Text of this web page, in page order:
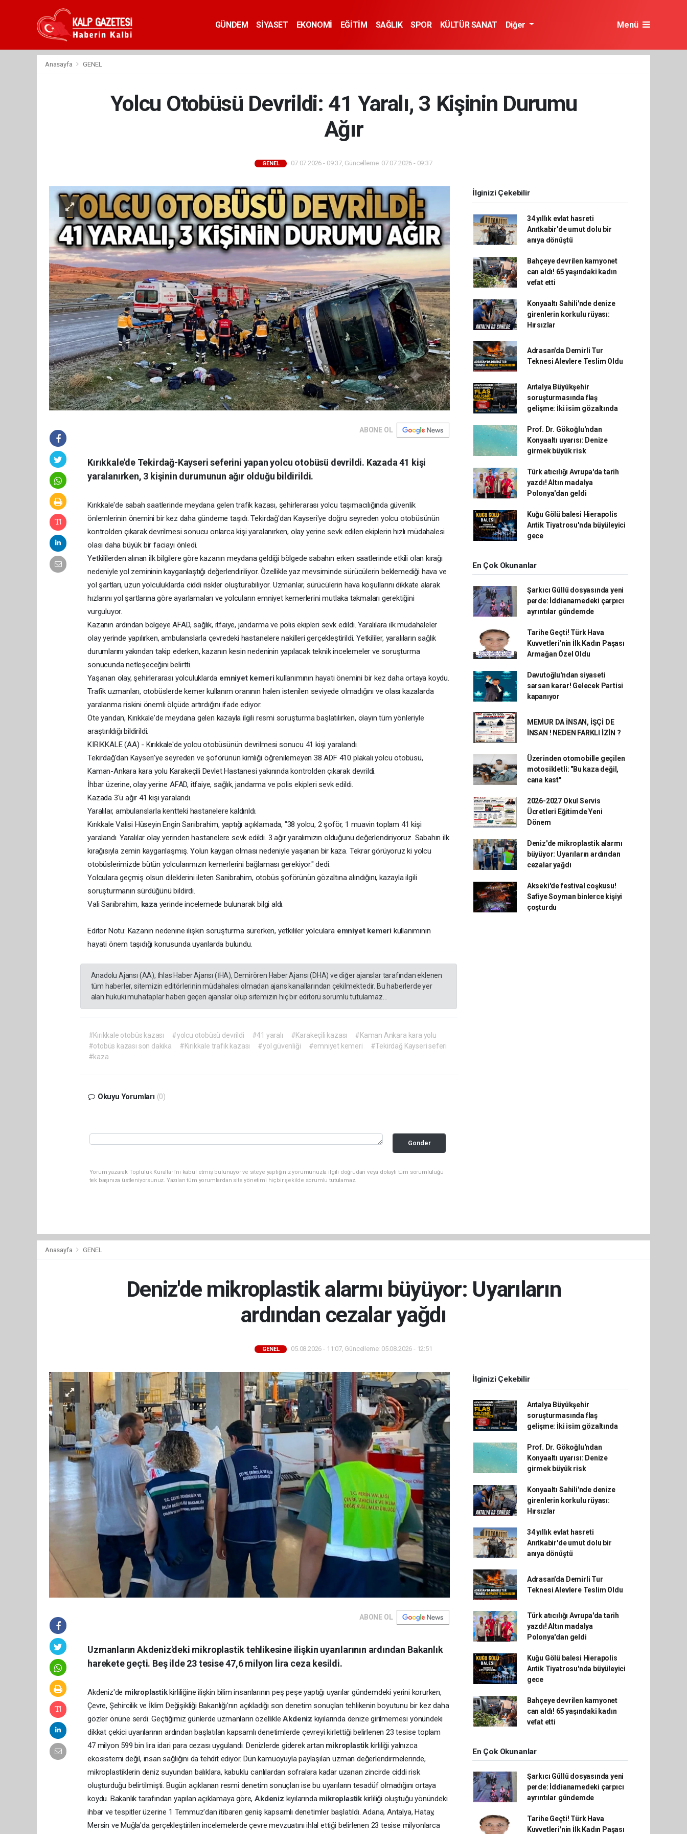
GÜNDEM SİYASET EKONOMİ EĞİTİM SAĞLIK SPOR KÜLTÜR SANAT Diğer Menü
Anasayfa GENEL
Yolcu Otobüsü Devrildi: 41 Yaralı, 3 Kişinin Durumu
Ağır
GENEL 07.07.2026 - 09:37, Güncelleme: 07.07.2026 - 09:37
ABONE OL
Kırıkkale'de Tekirdağ-Kayseri seferini yapan yolcu otobüsü devrildi. Kazada 41 kişi
yaralanırken, 3 kişinin durumunun ağır olduğu bildirildi.
Kırıkkale'de sabah saatlerinde meydana gelen trafik kazası, şehirlerarası yolcu taşımacılığında güvenlik
önlemlerinin önemini bir kez daha gündeme taşıdı. Tekirdağ'dan Kayseri'ye doğru seyreden yolcu otobüsünün
kontrolden çıkarak devrilmesi sonucu onlarca kişi yaralanırken, olay yerine sevk edilen ekiplerin hızlı müdahalesi
olası daha büyük bir faciayı önledi.
Yetkililerden alınan ilk bilgilere göre kazanın meydana geldiği bölgede sabahın erken saatlerinde etkili olan kırağı
nedeniyle yol zemininin kayganlaştığı değerlendiriliyor. Özellikle yaz mevsiminde sürücülerin beklemediği hava ve
yol şartları, uzun yolculuklarda ciddi riskler oluşturabiliyor. Uzmanlar, sürücülerin hava koşullarını dikkate alarak
hızlarını yol şartlarına göre ayarlamaları ve yolcuların emniyet kemerlerini mutlaka takmaları gerektiğini
vurguluyor.
Kazanın ardından bölgeye AFAD, sağlık, itfaiye, jandarma ve polis ekipleri sevk edildi. Yaralılara ilk müdahaleler
olay yerinde yapılırken, ambulanslarla çevredeki hastanelere nakilleri gerçekleştirildi. Yetkililer, yaralıların sağlık
durumlarını yakından takip ederken, kazanın kesin nedeninin yapılacak teknik incelemeler ve soruşturma
sonucunda netleşeceğini belirtti.
Yaşanan olay, şehirlerarası yolculuklarda emniyet kemerikullanımının hayati önemini bir kez daha ortaya koydu.
Trafik uzmanları, otobüslerde kemer kullanım oranının halen istenilen seviyede olmadığını ve olası kazalarda
yaralanma riskini önemli ölçüde artırdığını ifade ediyor.
Öte yandan, Kırıkkale'de meydana gelen kazayla ilgili resmi soruşturma başlatılırken, olayın tüm yönleriyle
araştırıldığı bildirildi.
KIRIKKALE (AA) - Kırıkkale'de yolcu otobüsünün devrilmesi sonucu 41 kişi yaralandı.
Tekirdağ'dan Kayseri'ye seyreden ve şoförünün kimliği öğrenilemeyen 38 ADF 410 plakalı yolcu otobüsü,
Kaman-Ankara kara yolu Karakeçili Devlet Hastanesi yakınında kontrolden çıkarak devrildi.
İhbar üzerine, olay yerine AFAD, itfaiye, sağlık, jandarma ve polis ekipleri sevk edildi.
Kazada 3'ü ağır 41 kişi yaralandı.
Yaralılar, ambulanslarla kentteki hastanelere kaldırıldı.
Kırıkkale Valisi Hüseyin Engin Sarıibrahim, yaptığı açıklamada, "38 yolcu, 2 şoför, 1 muavin toplam 41 kişi
yaralandı. Yaralılar olay yerinden hastanelere sevk edildi. 3 ağır yaralımızın olduğunu değerlendiriyoruz. Sabahın ilk
kırağısıyla zemin kayganlaşmış. Yolun kaygan olması nedeniyle yaşanan bir kaza. Tekrar görüyoruz ki yolcu
otobüslerimizde bütün yolcularımızın kemerlerini bağlaması gerekiyor." dedi.
Yolculara geçmiş olsun dileklerini ileten Sarıibrahim, otobüs şoförünün gözaltına alındığını, kazayla ilgili
soruşturmanın sürdüğünü bildirdi.
Vali Sarıibrahim, kaza yerinde incelemede bulunarak bilgi aldı.
Editör Notu: Kazanın nedenine ilişkin soruşturma sürerken, yetkililer yolculara emniyet kemeri kullanımının
hayati önem taşıdığı konusunda uyarılarda bulundu.
Anadolu Ajansı (AA), İhlas Haber Ajansı (İHA), Demirören Haber Ajansı (DHA) ve diğer ajanslar tarafından eklenen
tüm haberler, sitemizin editörlerinin müdahalesi olmadan ajans kanallarından çekilmektedir. Bu haberlerde yer
alan hukuki muhataplar haberi geçen ajanslar olup sitemizin hiç bir editörü sorumlu tutulamaz...
#Kırıkkale otobüs kazası #yolcu otobüsü devrildi #41 yaralı #Karakeçili kazası
#Kaman Ankara kara yolu
#otobüs kazası son dakika
#Kırıkkale trafik kazası #yol güvenliği #emniyet kemeri
#Tekirdağ Kayseri seferi
#kaza
Okuyu Yorumları (0)
Gonder
Yorum yazarak Topluluk Kuralları’nı kabul etmiş bulunuyor ve siteye yaptığınız yorumunuzla ilgili doğrudan veya dolaylı tüm sorumluluğu
tek başınıza üstleniyorsunuz. Yazılan tüm yorumlardan site yönetimi hiçbir şekilde sorumlu tutulamaz.
İlginizi Çekebilir
34 yıllık evlat hasreti
Anıtkabir'de umut dolu bir
anıya dönüştü
Bahçeye devrilen kamyonet
can aldı! 65 yaşındaki kadın
vefat etti
Konyaaltı Sahili'nde denize
girenlerin korkulu rüyası:
Hırsızlar
Adrasan'da Demirli Tur
Teknesi Alevlere Teslim Oldu
Antalya Büyükşehir
soruşturmasında flaş
gelişme: İki isim gözaltında
Prof. Dr. Gökoğlu'ndan
Konyaaltı uyarısı: Denize
girmek büyük risk
Türk atıcılığı Avrupa'da tarih
yazdı! Altın madalya
Polonya'dan geldi
Kuğu Gölü balesi Hierapolis
Antik Tiyatrosu'nda büyüleyici
gece
En Çok Okunanlar
Şarkıcı Güllü dosyasında yeni
perde: İddianamedeki çarpıcı
ayrıntılar gündemde
Tarihe Geçti! Türk Hava
Kuvvetleri'nin İlk Kadın Paşası
Armağan Özel Oldu
Davutoğlu'ndan siyaseti
sarsan karar! Gelecek Partisi
kapanıyor
MEMUR DA İNSAN, İŞÇİ DE
İNSAN ! NEDEN FARKLI İZİN ?
Üzerinden otomobille geçilen
motosikletli: "Bu kaza değil,
cana kast"
2026-2027 Okul Servis
Ücretleri Eğitimde Yeni
Dönem
Deniz'de mikroplastik alarmı
büyüyor: Uyarıların ardından
cezalar yağdı
Akseki'de festival coşkusu!
Safiye Soyman binlerce kişiyi
çoşturdu
Anasayfa GENEL
Deniz'de mikroplastik alarmı büyüyor: Uyarıların
ardından cezalar yağdı
GENEL 05.08.2026 - 11:07, Güncelleme: 05.08.2026 - 12:51
ABONE OL
Uzmanların Akdeniz'deki mikroplastik tehlikesine ilişkin uyarılarının ardından Bakanlık
harekete geçti. Beş ilde 23 tesise 47,6 milyon lira ceza kesildi.
Akdeniz'de mikroplastikkirliliğine ilişkin bilim insanlarının peş peşe yaptığı uyarılar gündemdeki yerini korurken,
Çevre, Şehircilik ve İklim Değişikliği Bakanlığı'nın açıkladığı son denetim sonuçları tehlikenin boyutunu bir kez daha
gözler önüne serdi. Geçtiğimiz günlerde uzmanların özellikleAkdeniz kıyılarında denize girilmemesi yönündeki
dikkat çekici uyarılarının ardından başlatılan kapsamlı denetimlerde çevreyi kirlettiği belirlenen 23 tesise toplam
47 milyon 599 bin lira idari para cezası uygulandı. Denizlerde giderek artan mikroplastik kirliliği yalnızca
ekosistemi değil, insan sağlığını da tehdit ediyor. Dün kamuoyuyla paylaşılan uzman değerlendirmelerinde,
mikroplastiklerin deniz suyundan balıklara, kabuklu canlılardan sofralara kadar uzanan zincirde ciddi risk
oluşturduğu belirtilmişti. Bugün açıklanan resmi denetim sonuçları ise bu uyarıların tesadüf olmadığını ortaya
koydu. Bakanlık tarafından yapılan açıklamaya göre,Akdeniz kıyılarında mikroplastik kirliliği oluştuğu yönündeki
ihbar ve tespitler üzerine 1 Temmuz'dan itibaren geniş kapsamlı denetimler başlatıldı. Adana, Antalya, Hatay,
Mersin ve Muğla'da gerçekleştirilen incelemelerde çevre mevzuatını ihlal ettiği belirlenen 23 tesise milyonlarca
İlginizi Çekebilir
Antalya Büyükşehir
soruşturmasında flaş
gelişme: İki isim gözaltında
Prof. Dr. Gökoğlu'ndan
Konyaaltı uyarısı: Denize
girmek büyük risk
Konyaaltı Sahili'nde denize
girenlerin korkulu rüyası:
Hırsızlar
34 yıllık evlat hasreti
Anıtkabir'de umut dolu bir
anıya dönüştü
Adrasan'da Demirli Tur
Teknesi Alevlere Teslim Oldu
Türk atıcılığı Avrupa'da tarih
yazdı! Altın madalya
Polonya'dan geldi
Kuğu Gölü balesi Hierapolis
Antik Tiyatrosu'nda büyüleyici
gece
Bahçeye devrilen kamyonet
can aldı! 65 yaşındaki kadın
vefat etti
En Çok Okunanlar
Şarkıcı Güllü dosyasında yeni
perde: İddianamedeki çarpıcı
ayrıntılar gündemde
Tarihe Geçti! Türk Hava
Kuvvetleri'nin İlk Kadın Paşası